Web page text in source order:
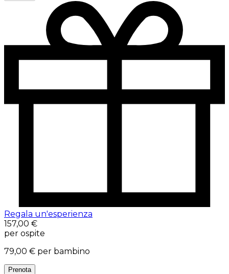
Regala un'esperienza
157,00 €
per ospite
79,00 € per bambino
Prenota